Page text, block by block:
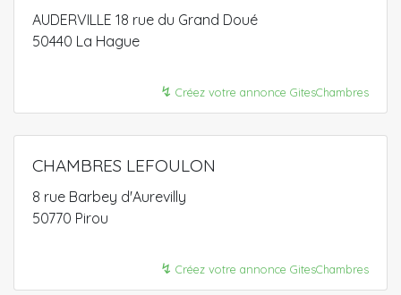
AUDERVILLE 18 rue du Grand Doué
50440 La Hague
↯ Créez votre annonce GitesChambres
CHAMBRES LEFOULON
8 rue Barbey d'Aurevilly
50770 Pirou
↯ Créez votre annonce GitesChambres